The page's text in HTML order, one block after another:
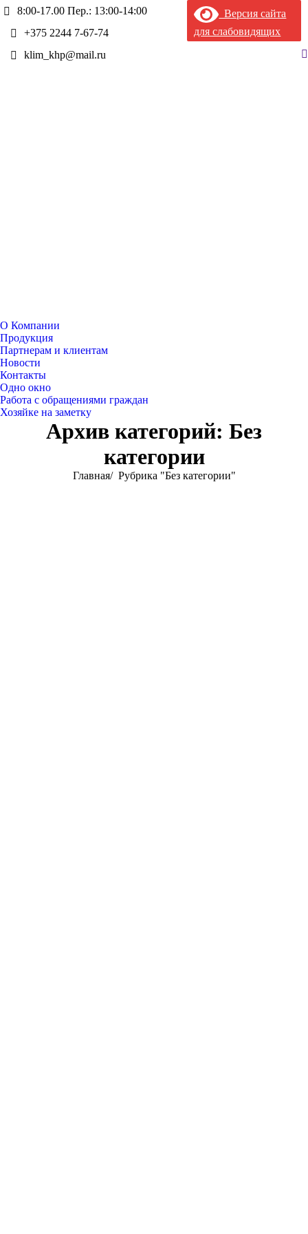
8:00-17.00 Пер.: 13:00-14:00
+375 2244 7-67-74
klim_khp@mail.ru
Версия сайта
для слабовидящих
О Компании
Продукция
Партнерам и клиентам
Новости
Контакты
Одно окно
Работа с обращениями граждан
Хозяйке на заметку
Архив категорий: Без
категории
Вы здесь:
Главная Рубрика "Без категории"